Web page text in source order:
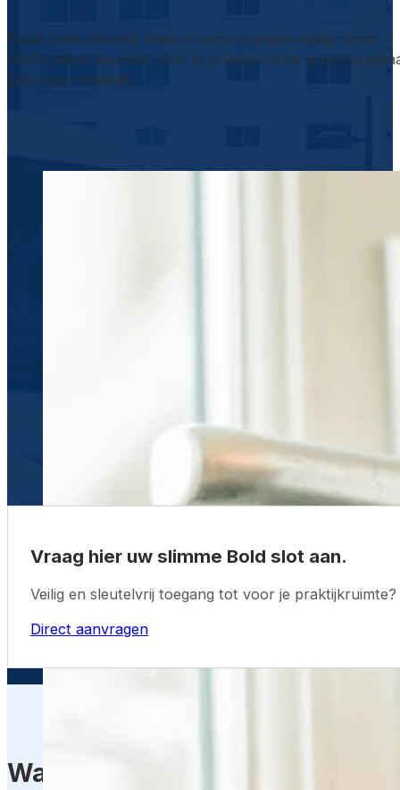
Nooit meer sleutels kwijt of extra kopieën nodig. Onze
elektronisch deurslot voor je praktijkruimte is
gebruiksvriendelijk.
Vraag hier uw slimme Bold slot aan.
Veilig en sleutelvrij toegang tot voor je
Direct aanvragen
Wat kost een slim deurslot van